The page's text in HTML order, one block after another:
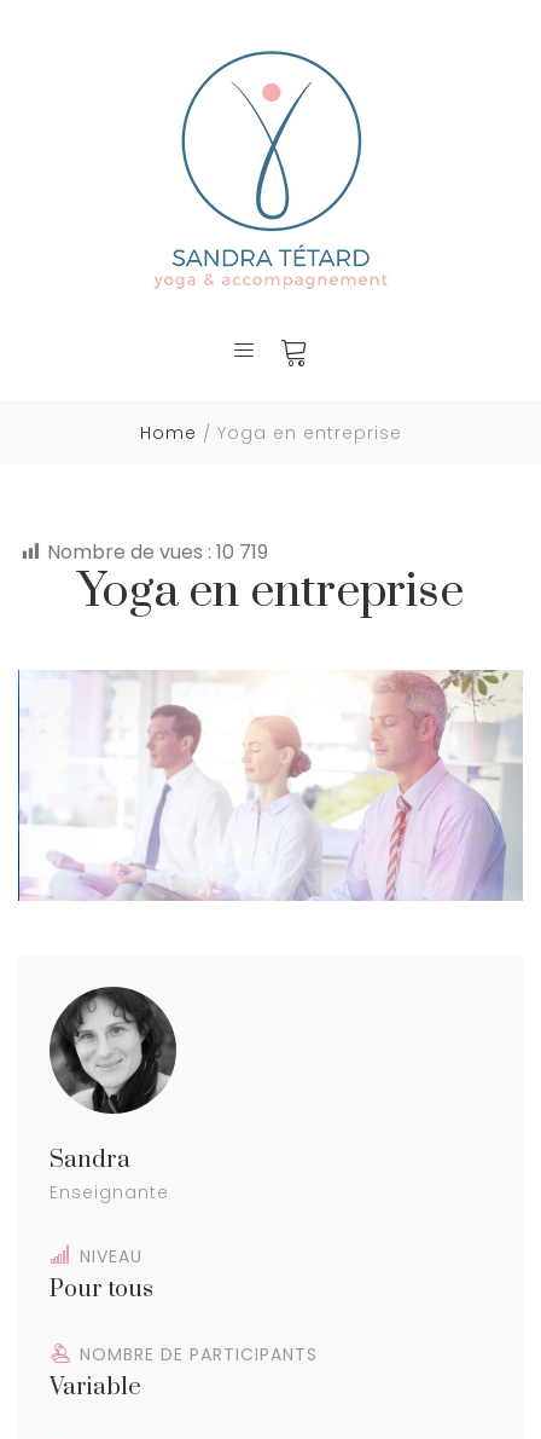
Home Yoga en entreprise
Nombre de vues : 10 719
Yoga en entreprise
Sandra
Enseignante
NIVEAU
Pour tous
NOMBRE DE PARTICIPANTS
Variable